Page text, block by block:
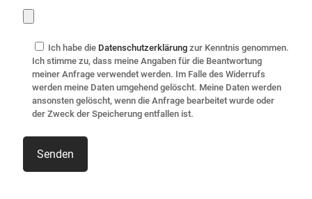
Ich habe die Datenschutzerklärung zur Kenntnis genommen.
Ich stimme zu, dass meine Angaben für die Beantwortung
meiner Anfrage verwendet werden. Im Falle des Widerrufs
werden meine Daten umgehend gelöscht. Meine Daten werden
ansonsten gelöscht, wenn die Anfrage bearbeitet wurde oder
der Zweck der Speicherung entfallen ist.